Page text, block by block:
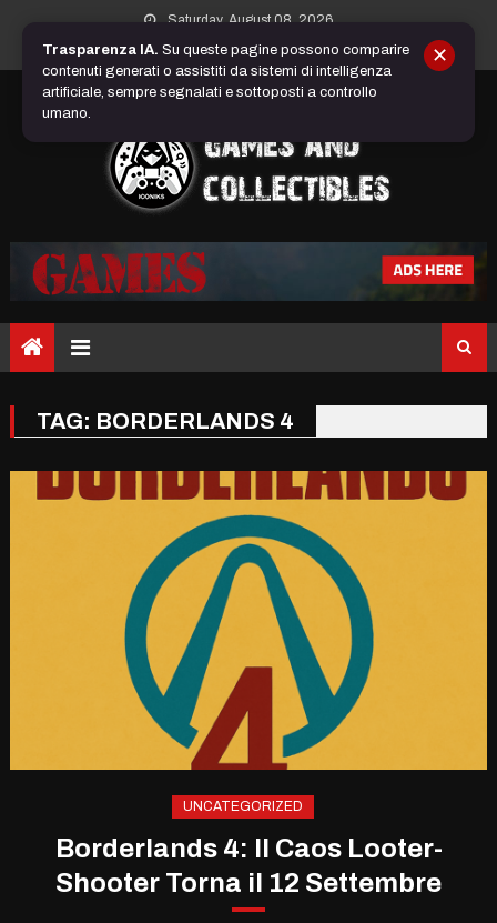
content
Saturday, August 08, 2026
TAG: BORDERLANDS 4
UNCATEGORIZED
Borderlands 4: Il Caos Looter-
Shooter Torna il 12 Settembre
Trasparenza IA. Su queste pagine possono comparire
contenuti generati o assistiti da sistemi di intelligenza
artificiale, sempre segnalati e sottoposti a controllo
umano.
✕